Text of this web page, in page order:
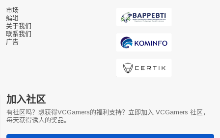
市场
编辑
关于我们
联系我们
广告
加入社区
有社区吗？想获得VCGamers的福利支持？立即加入 VCGamers 社区，
每天获得诱人的奖品。